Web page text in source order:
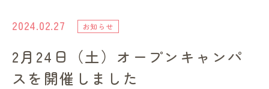
進路・就職情報
レンガ棟について
2024.02.27 お知らせ
2月24日（土）オープンキャンパ
スを開催しました